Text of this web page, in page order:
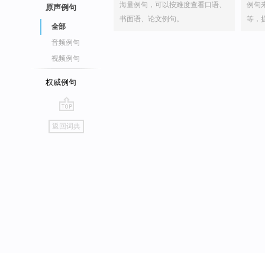
原声例句
全部
音频例句
视频例句
权威例句
go
top
返回词典
海量例句，可以按难度查看口语、
书面语、论文例句。
例句
等，